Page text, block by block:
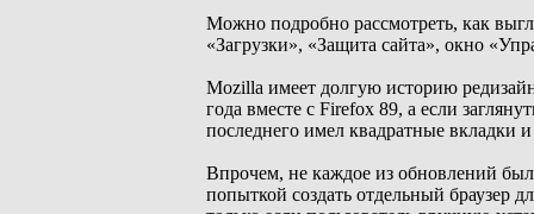
Можно подробно рассмотреть, как
«Загрузки», «Защита сайта», окно
Mozilla имеет долгую историю
года вместе с Firefox 89, а если
последнего имел квадратные вкладки
Впрочем, не каждое из обновлений
попыткой создать отдельный браузер